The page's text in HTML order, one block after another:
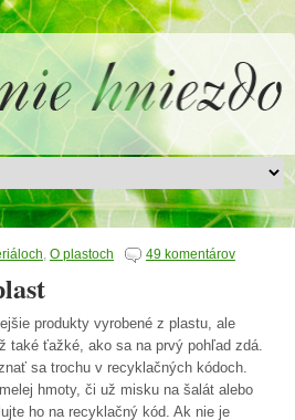
O plastoch 49 komentárov
produkty vyrobené z plastu, ale
také ťažké, ako sa na prvý pohľad zdá.
sa trochu v recyklačných kódoch.
hmoty, či už misku na šalát alebo
ho na recyklačný kód. Ak nie je